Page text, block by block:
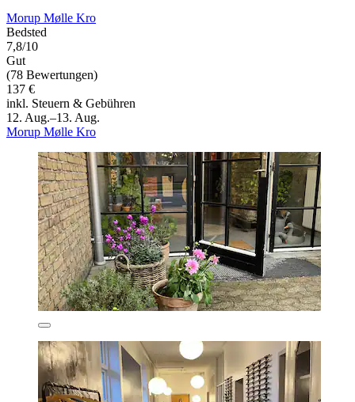
Morup Mølle Kro
Bedsted
7,8/10
Gut
(78 Bewertungen)
137 €
inkl. Steuern & Gebühren
12. Aug.–13. Aug.
Morup Mølle Kro